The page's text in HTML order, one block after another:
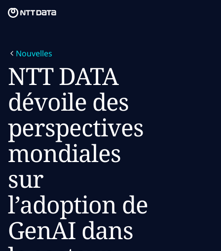
Ce que nous pensons
Qui nous sommes
Salle de presse
Carrières
Nouvelles
NTT DATA
dévoile des
perspectives
mondiales
sur
l’adoption de
GenAI dans